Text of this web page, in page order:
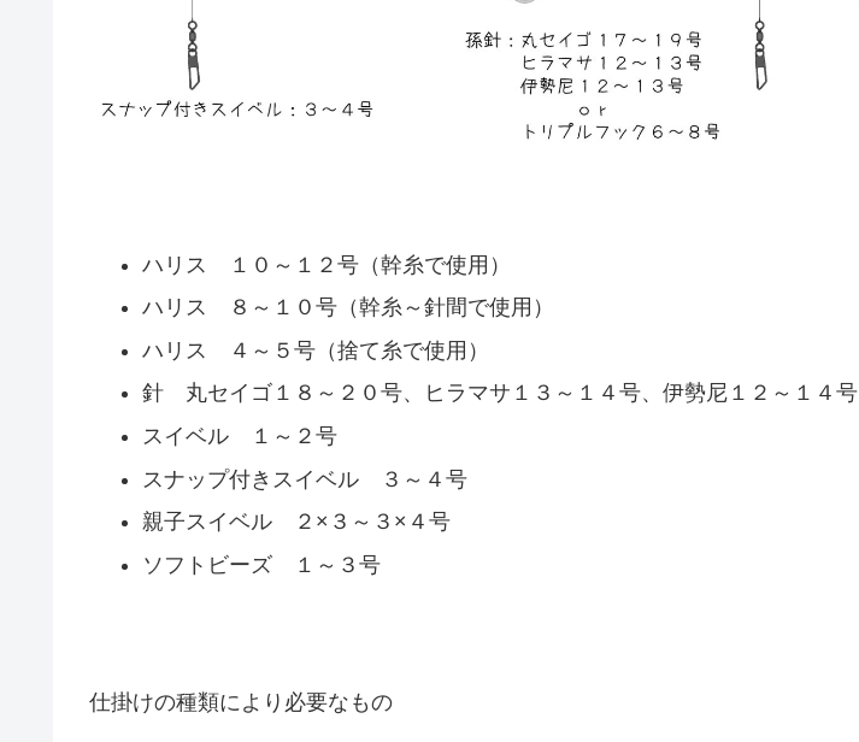
ハリス １０～１２号（幹糸で使用）
ハリス ８～１０号（幹糸～針間で使用）
ハリス ４～５号（捨て糸で使用）
針 丸セイゴ１８～２０号、ヒラマサ１３～１４号、伊勢尼１２～１４号
スイベル １～２号
スナップ付きスイベル ３～４号
親子スイベル ２×３～３×４号
ソフトビーズ １～３号
仕掛けの種類により必要なもの